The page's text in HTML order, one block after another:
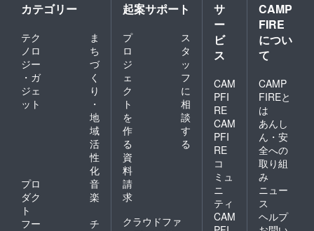
カテゴリー
テク
ノロ
ジー
・ガ
ジェ
ット
ま
ち
づ
く
り
・
地
域
活
性
化
プロ
ダク
ト
音
楽
フー
チ
起案サポート
プ
ロ
ジ
ェ
ク
ト
を
作
る
ス
タ
ッ
フ
に
相
談
す
る
資
料
請
求
クラウドファ
サ
ー
ビ
ス
CAM
PFI
RE
CAM
PFI
RE
コ
ミュ
ニ
ティ
CAM
CAMP
FIRE
につい
て
CAMP
FIREと
は
あんし
ん・安
全への
取り組
み
ニュー
ス
ヘルプ